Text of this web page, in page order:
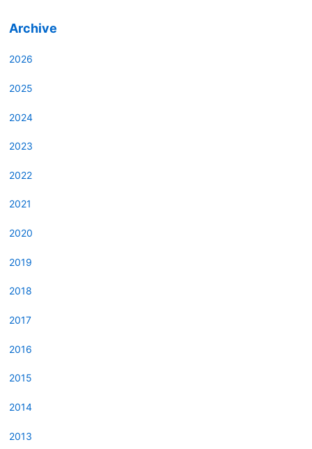
Archive
2026
2025
2024
2023
2022
2021
2020
2019
2018
2017
2016
2015
2014
2013